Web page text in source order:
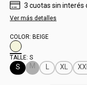
3 cuotas sin interés
Ver más detalles
COLOR: BEIGE
TALLE: S
S M L XL